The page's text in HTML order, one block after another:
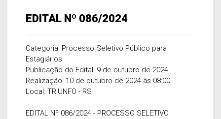
EDITAL Nº 086/2024
Categoria: Processo Seletivo Público para
Estagiários
Publicação do Edital: 9 de outubro de 2024
Realização: 10 de outubro de 2024 às 08:00
Local: TRIUNFO - RS
EDITAL Nº 086/2024 - PROCESSO SELETIVO